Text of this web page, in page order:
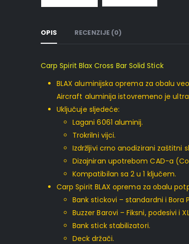
OPIS RECENZIJE (0)
Carp Spirit Blax Cross Bar Solid Stick
BLAX aluminijska oprema za obalu
Aircraft aluminija istovremeno je
Uključuje sljedeće:
Lagani 6061 aluminij.
Trokrilni vijci.
Izdržljivi crno anodizirani zaštitni
Dizajniran upotrebom CAD-a
Kompatibilan sa 2 u 1 ključem.
Carp Spirit BLAX oprema za obalu
Bank stickovi – standardni i Bora
Buzzer Barovi – Fiksni, podesivi i
Bank stick stabilizatori.
Deck držači.